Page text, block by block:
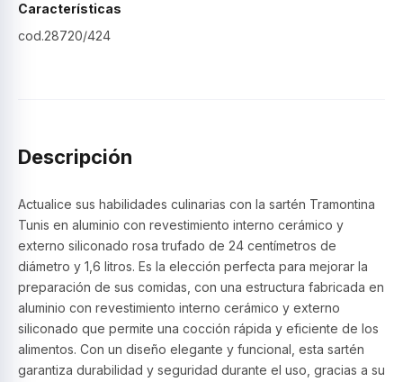
Características
cod.28720/424
Descripción
Actualice sus habilidades culinarias con la sartén Tramontina
Tunis en aluminio con revestimiento interno cerámico y
externo siliconado rosa trufado de 24 centímetros de
diámetro y 1,6 litros. Es la elección perfecta para mejorar la
preparación de sus comidas, con una estructura fabricada en
aluminio con revestimiento interno cerámico y externo
siliconado que permite una cocción rápida y eficiente de los
alimentos. Con un diseño elegante y funcional, esta sartén
garantiza durabilidad y seguridad durante el uso, gracias a su